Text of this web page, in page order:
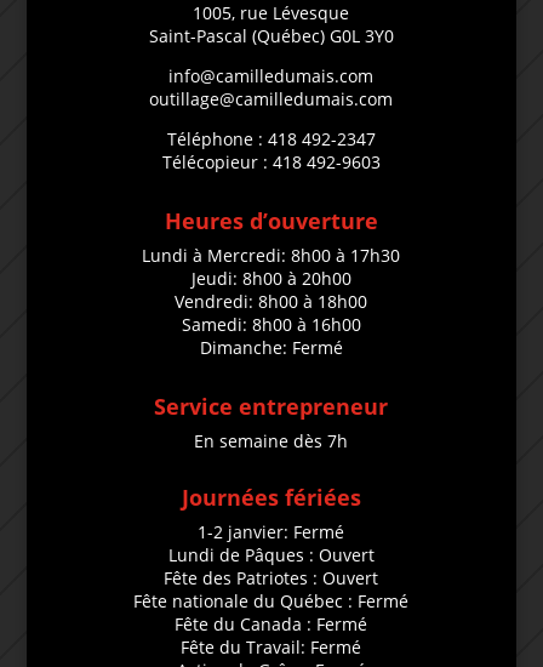
1005, rue Lévesque
Saint-Pascal (Québec) G0L 3Y0
info@camilledumais.com
outillage@camilledumais.com
Téléphone : 418 492-2347
Télécopieur : 418 492-9603
Heures d’ouverture
Lundi à Mercredi: 8h00 à 17h30
Jeudi: 8h00 à 20h00
Vendredi: 8h00 à 18h00
Samedi: 8h00 à 16h00
Dimanche: Fermé
Service entrepreneur
En semaine dès 7h
Journées fériées
1-2 janvier: Fermé
Lundi de Pâques : Ouvert
Fête des Patriotes : Ouvert
Fête nationale du Québec : Fermé
Fête du Canada : Fermé
Fête du Travail: Fermé